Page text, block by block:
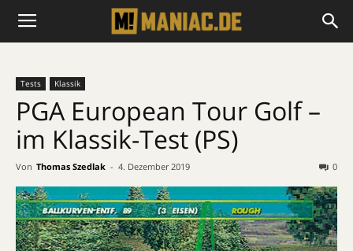
Tests Klassik
PGA European Tour Golf –
im Klassik-Test (PS)
Von Thomas Szedlak - 4. Dezember 2019 0